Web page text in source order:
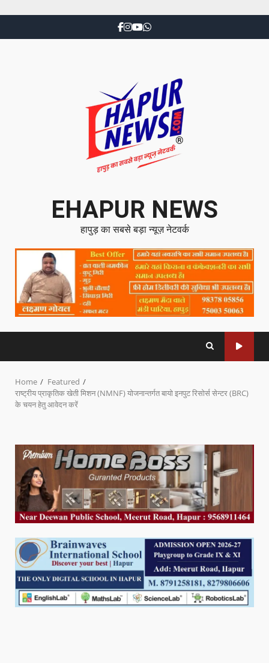
EHAPUR NEWS
हापुड़ का सबसे बड़ा न्यूज़ नेटवर्क
Home
Featured
राष्ट्रीय प्राकृतिक खेती मिशन (NMNF) योजनान्तर्गत बायो इनपुट रिसोर्स सेन्टर (BRC)
के चयन हेतु आवेदन करें